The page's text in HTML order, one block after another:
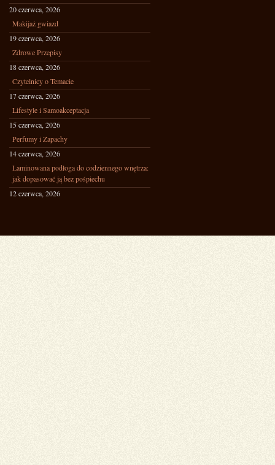
20 czerwca, 2026
Makijaż gwiazd
19 czerwca, 2026
Zdrowe Przepisy
18 czerwca, 2026
Czytelnicy o Temacie
17 czerwca, 2026
Lifestyle i Samoakceptacja
15 czerwca, 2026
Perfumy i Zapachy
14 czerwca, 2026
Laminowana podłoga do codziennego wnętrza:
jak dopasować ją bez pośpiechu
12 czerwca, 2026